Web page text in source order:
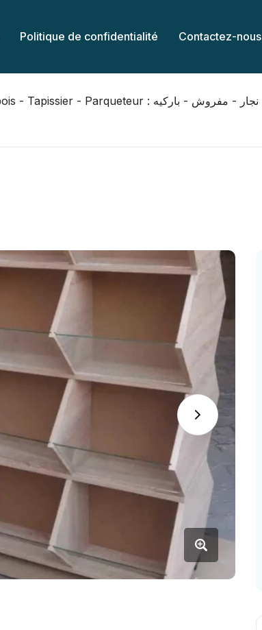
Politique de confidentialité Contactez-nous
Menuisier bois - Tapissier - Parqueteur : نجار - مفروش - باركيه